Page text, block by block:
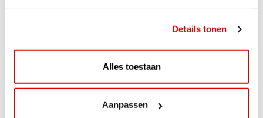
Details tonen
Alles toestaan
Aanpassen
Lees verder